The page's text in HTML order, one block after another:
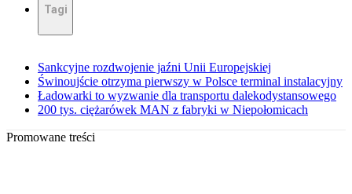
Tagi
Sankcyjne rozdwojenie jaźni Unii Europejskiej
Świnoujście otrzyma pierwszy w Polsce terminal instalacyjny
Ładowarki to wyzwanie dla transportu dalekodystansowego
200 tys. ciężarówek MAN z fabryki w Niepołomicach
Promowane treści